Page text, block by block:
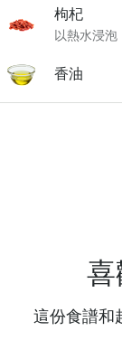
枸杞
以熱水浸泡
香油
喜
這份食譜和